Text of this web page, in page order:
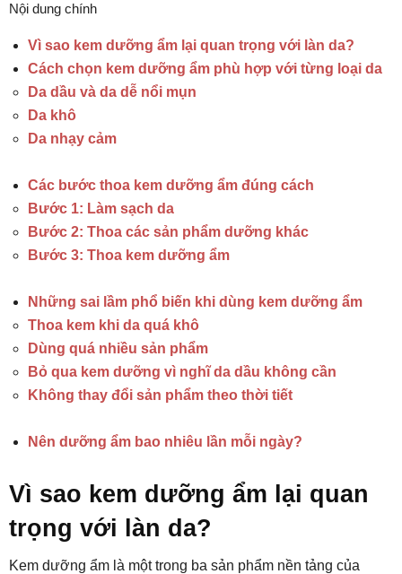
Nội dung chính
Vì sao kem dưỡng ẩm lại quan trọng với làn da?
Cách chọn kem dưỡng ẩm phù hợp với từng loại da
Da dầu và da dễ nổi mụn
Da khô
Da nhạy cảm
Các bước thoa kem dưỡng ẩm đúng cách
Bước 1: Làm sạch da
Bước 2: Thoa các sản phẩm dưỡng khác
Bước 3: Thoa kem dưỡng ẩm
Những sai lầm phổ biến khi dùng kem dưỡng ẩm
Thoa kem khi da quá khô
Dùng quá nhiều sản phẩm
Bỏ qua kem dưỡng vì nghĩ da dầu không cần
Không thay đổi sản phẩm theo thời tiết
Nên dưỡng ẩm bao nhiêu lần mỗi ngày?
Vì sao kem dưỡng ẩm lại quan
trọng với làn da?
Kem dưỡng ẩm là một trong ba sản phẩm nền tảng của